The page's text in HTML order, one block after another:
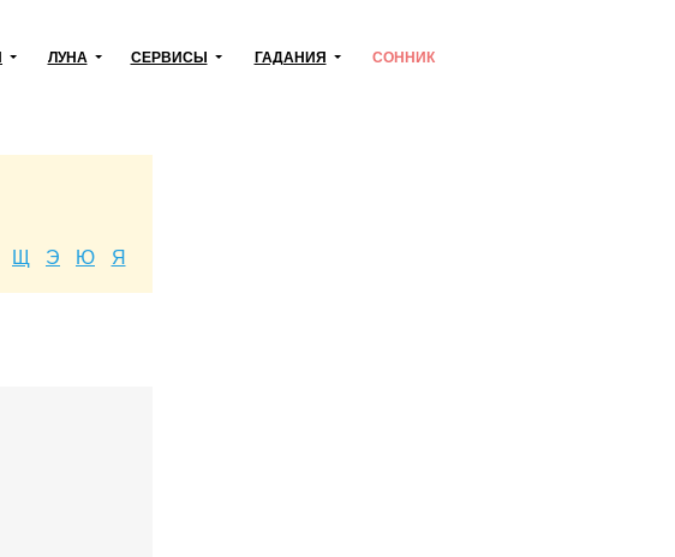
ЛУНА СЕРВИСЫ ГАДАНИЯ СОННИК
Щ Э Ю Я